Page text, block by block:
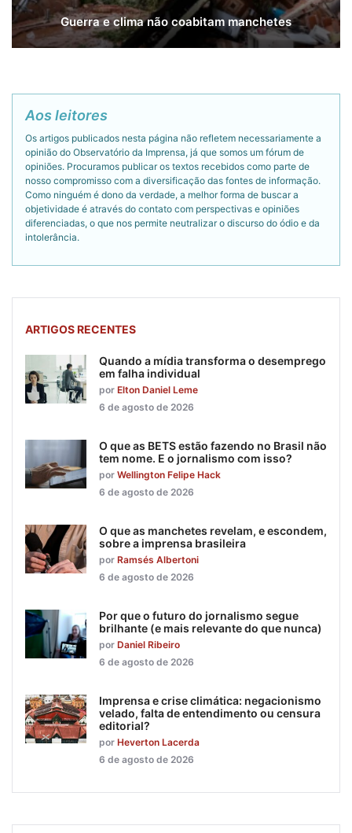
Guerra e clima não coabitam manchetes
Aos leitores
Os artigos publicados nesta página não refletem necessariamente a
opinião do Observatório da Imprensa, já que somos um fórum de
opiniões. Procuramos publicar os textos recebidos como parte de
nosso compromisso com a diversificação das fontes de informação.
Como ninguém é dono da verdade, a melhor forma de buscar a
objetividade é através do contato com perspectivas e opiniões
diferenciadas, o que nos permite neutralizar o discurso do ódio e da
intolerância.
ARTIGOS RECENTES
Quando a mídia transforma o desemprego
em falha individual
por Elton Daniel Leme
6 de agosto de 2026
O que as BETS estão fazendo no Brasil não
tem nome. E o jornalismo com isso?
por Wellington Felipe Hack
6 de agosto de 2026
O que as manchetes revelam, e escondem,
sobre a imprensa brasileira
por Ramsés Albertoni
6 de agosto de 2026
Por que o futuro do jornalismo segue
brilhante (e mais relevante do que nunca)
por Daniel Ribeiro
6 de agosto de 2026
Imprensa e crise climática: negacionismo
velado, falta de entendimento ou censura
editorial?
por Heverton Lacerda
6 de agosto de 2026